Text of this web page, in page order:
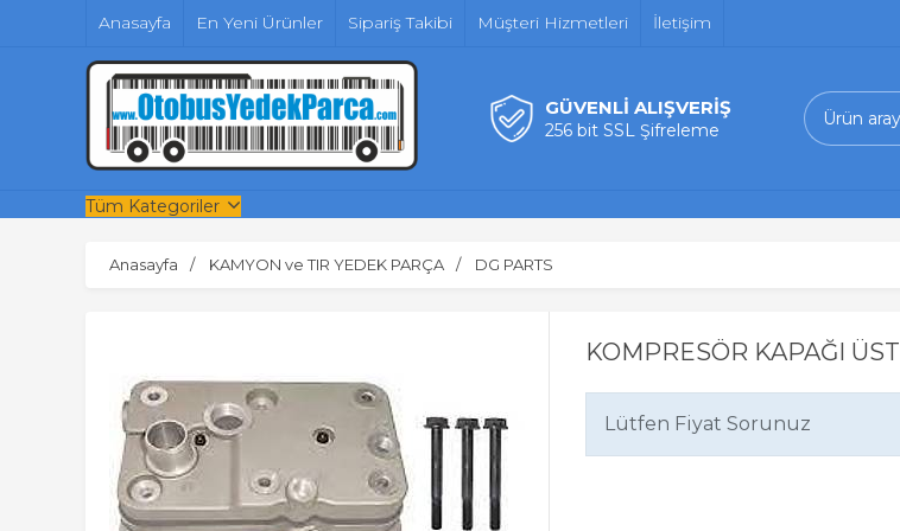
Anasayfa En Yeni Ürünler Sipariş Takibi Müşteri Hizmetleri İletişim
GÜVENLİ ALIŞVERİŞ
256 bit SSL Şifreleme
Tüm Kategoriler
Anasayfa KAMYON ve TIR YEDEK PARÇA DG PARTS
KOMPRESÖR KAPAĞI ÜST
Lütfen Fiyat Sorunuz